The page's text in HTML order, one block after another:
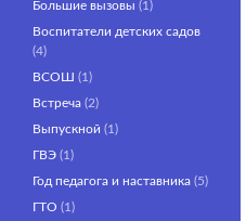
Большие вызовы (1)
Воспитатели детских садов
(4)
ВСОШ (1)
Встреча (2)
Выпускной (1)
ГВЭ (1)
Год педагога и наставника (5)
ГТО (1)